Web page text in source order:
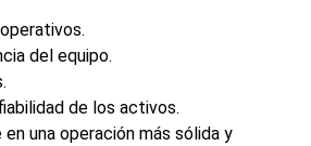
del equipo.
de los activos.
una operación más sólida y